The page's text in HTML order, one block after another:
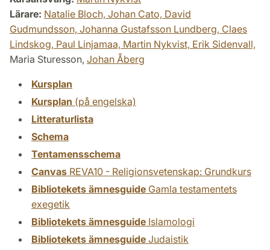
Lärare: Natalie Bloch, Johan Cato, David
Gudmundsson, Johanna Gustafsson Lundberg, Claes
Lindskog, Paul Linjamaa, Martin Nykvist, Erik Sidenvall,
Maria Sturesson, Johan Åberg
Kursplan
Kursplan (på engelska)
Litteraturlista
Schema
Tentamensschema
Canvas REVA10 - Religionsvetenskap: Grundkurs
Bibliotekets ämnesguide Gamla testamentets
exegetik
Bibliotekets ämnesguide Islamologi
Bibliotekets ämnesguide Judaistik